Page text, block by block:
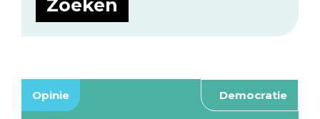
Opinie Democratie